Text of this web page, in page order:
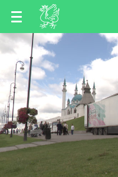
RU
TT